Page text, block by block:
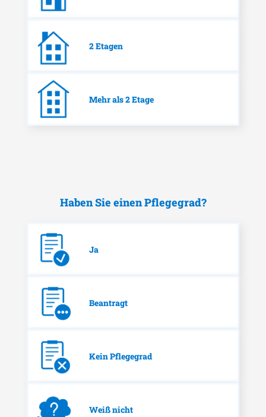
2 Etagen
Mehr als 2 Etage
Haben Sie einen Pflegegrad?
Ja
Beantragt
Kein Pflegegrad
Weiß nicht